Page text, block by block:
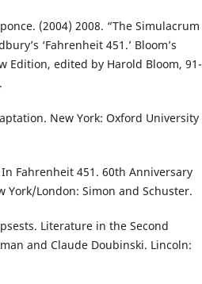
(2004) 2008. “The Simulacrum
‘Fahrenheit 451.’ Bloom’s
Edition, edited by Harold Bloom, 91-
New York: Oxford University
Fahrenheit 451. 60th Anniversary
York/London: Simon and Schuster.
Literature in the Second
and Claude Doubinski. Lincoln: